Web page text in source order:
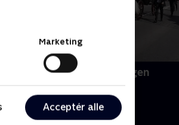
Marketing
Acceptér alle
Dronningen og genforeningen